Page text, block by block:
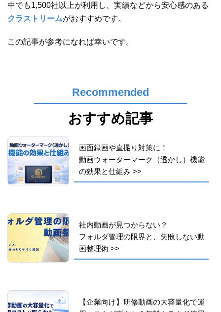
中でも1,500社以上が利用し、実績などから安心感のある
クラストリームがおすすめです。
この記事が参考になれば幸いです。
Recommended
おすすめ記事
画面録画や直撮り対策に！
動画ウォーターマーク（透かし）機能
の効果と仕組み>>
社内動画が見つからない？
フォルダ管理の限界と、失敗しない動
画整理術>>
【企業向け】研修動画の大容量化で運